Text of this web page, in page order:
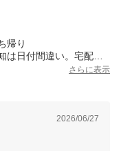
帰り
日付間違い。宅配ボ
あいたボックスに放置
さらに表示
2026/06/27